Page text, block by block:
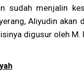
sudah menjalin
Aliyudin akan
digusur oleh M.